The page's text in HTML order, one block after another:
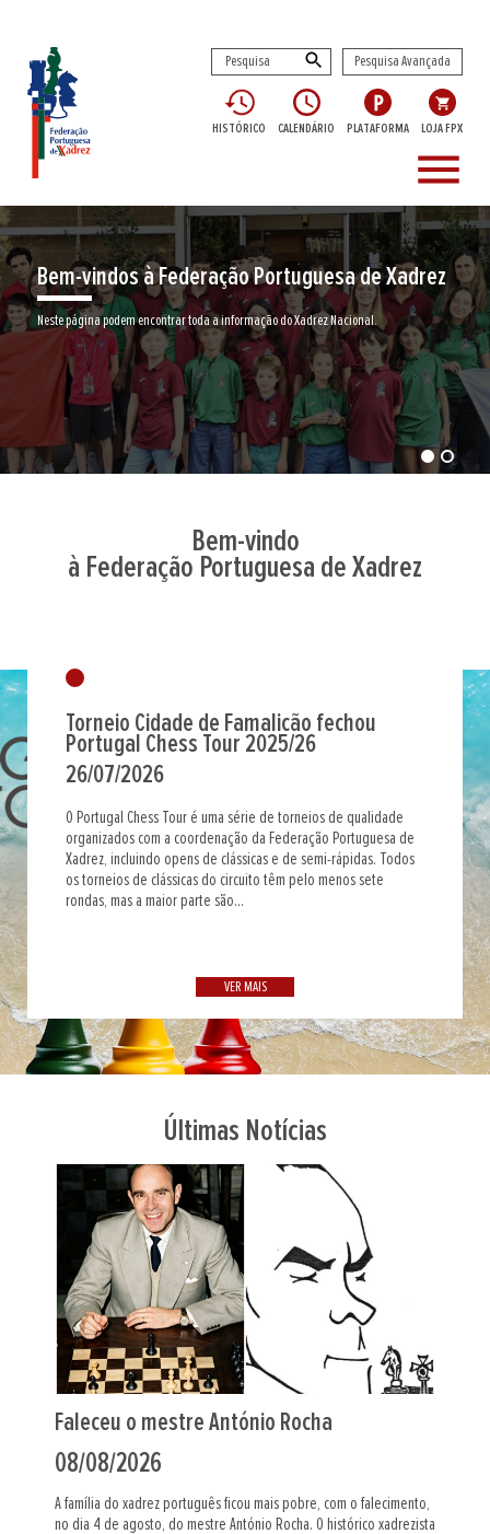
Pesquisa Avançada
HISTÓRICO CALENDÁRIO PLATAFORMA LOJA FPX
menu
Encontre aqui o seu clube de Xadrez
Junte-se a nós neste jogo milenar
Bem-vindo
à Federação Portuguesa de Xadrez
Torneio Cidade de Famalicão fechou
Portugal Chess Tour 2025/26
26/07/2026
O Portugal Chess Tour é uma série de torneios de qualidade
organizados com a coordenação da Federação Portuguesa de
Xadrez, incluindo opens de clássicas e de semi-rápidas. Todos
os torneios de clássicas do circuito têm pelo menos sete
rondas, mas a maior parte são...
VER MAIS
Últimas Notícias
Portugueses nos Europeus de Sub-20
07/08/2026
Na localidade montenegrina de Cetinje já se jogam os
Campeonatos da Europa de Sub-20 e Portugal está representado